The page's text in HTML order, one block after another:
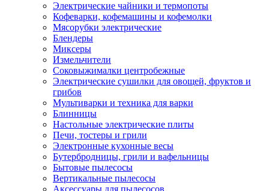
Электрические чайники и термопоты
Кофеварки, кофемашины и кофемолки
Мясорубки электрические
Блендеры
Миксеры
Измельчители
Соковыжималки центробежные
Электрические сушилки для овощей, фруктов и
грибов
Мультиварки и техника для варки
Блинницы
Настольные электрические плиты
Печи, тостеры и грили
Электронные кухонные весы
Бутербродницы, грили и вафельницы
Бытовые пылесосы
Вертикальные пылесосы
Аксессуары для пылесосов